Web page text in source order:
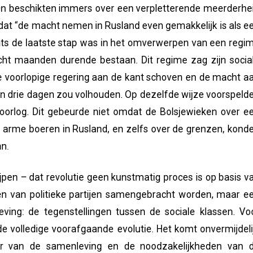
beschikten immers over een verpletterende
“de macht nemen in Rusland even gemakkelijk is als
de laatste stap was in het omverwerpen van een
maanden durende bestaan. Dit regime zag zijn
regering aan de kant schoven en de macht
dagen zou volhouden. Op dezelfde wijze
Dit gebeurde niet omdat de Bolsjewieken over
boeren in Rusland, en zelfs over de grenzen,
– dat revolutie geen kunstmatig proces is op basis
van politieke partijen samengebracht worden, maar
de tegenstellingen tussen de sociale klassen.
volledige voorafgaande evolutie. Het komt
de samenleving en de noodzakelijkheden van